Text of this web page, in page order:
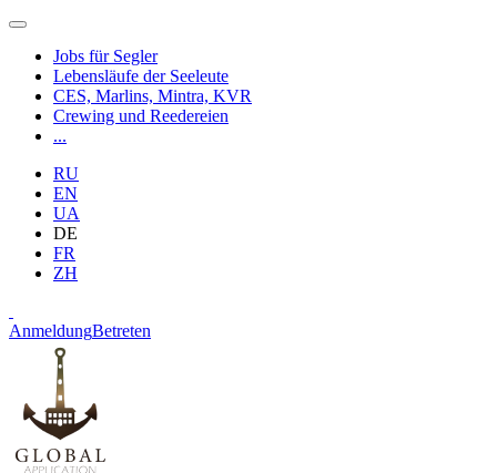
Jobs für Segler
Lebensläufe der Seeleute
CES, Marlins, Mintra, KVR
Crewing und Reedereien
...
RU
EN
UA
DE
FR
ZH
AnmeldungBetreten